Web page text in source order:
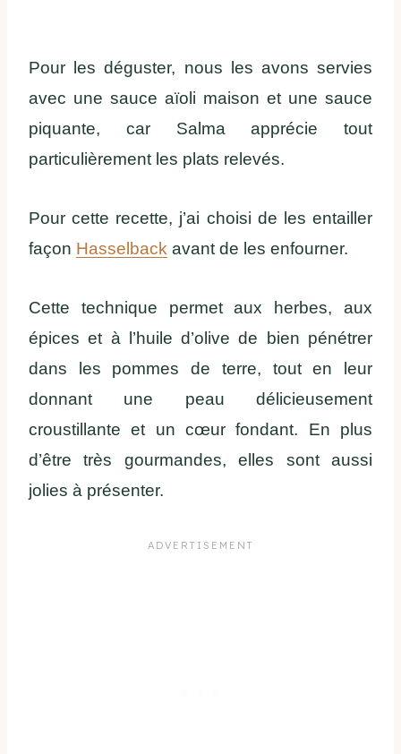
Pour les déguster, nous les avons servies
avec une sauce aïoli maison et une sauce
piquante, car Salma apprécie tout
particulièrement les plats relevés.
Pour cette recette, j’ai choisi de les entailler
façon Hasselback avant de les enfourner.
Cette technique permet aux herbes, aux
épices et à l’huile d’olive de bien pénétrer
dans les pommes de terre, tout en leur
donnant une peau délicieusement
croustillante et un cœur fondant. En plus
d’être très gourmandes, elles sont aussi
jolies à présenter.